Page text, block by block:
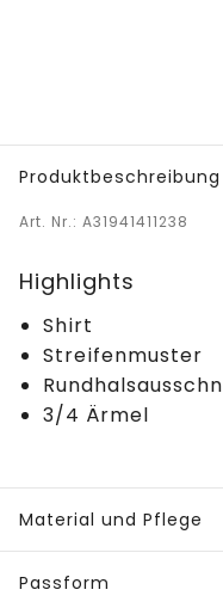
Produktbeschreibung
Art. Nr.: A31941411238
Highlights
Shirt
Streifenmuster
3/4 Ärmel
Material und Pflege
Passform